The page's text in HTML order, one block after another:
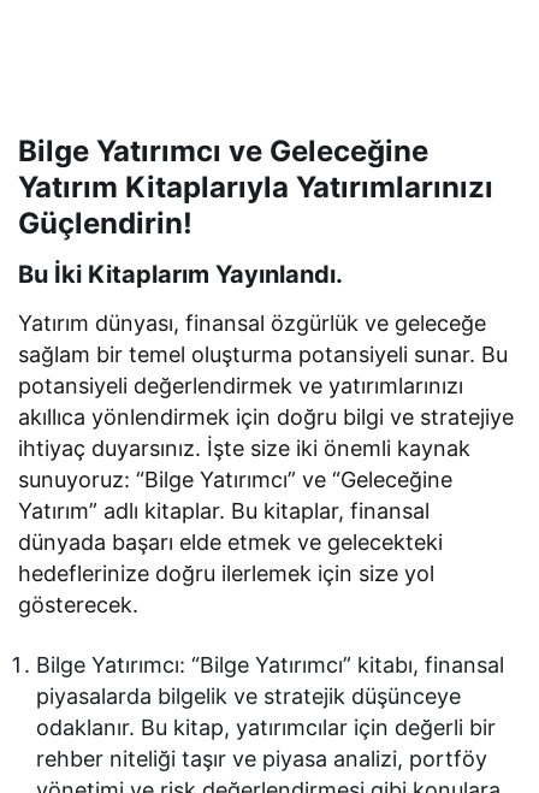
Bilge Yatırımcı ve Geleceğine
Yatırım Kitaplarıyla Yatırımlarınızı
Güçlendirin!
Bu İki Kitaplarım Yayınlandı.
Yatırım dünyası, finansal özgürlük ve geleceğe
sağlam bir temel oluşturma potansiyeli sunar. Bu
potansiyeli değerlendirmek ve yatırımlarınızı
akıllıca yönlendirmek için doğru bilgi ve stratejiye
ihtiyaç duyarsınız. İşte size iki önemli kaynak
sunuyoruz: “Bilge Yatırımcı” ve “Geleceğine
Yatırım” adlı kitaplar. Bu kitaplar, finansal
dünyada başarı elde etmek ve gelecekteki
hedeflerinize doğru ilerlemek için size yol
gösterecek.
Bilge Yatırımcı: “Bilge Yatırımcı” kitabı, finansal
piyasalarda bilgelik ve stratejik düşünceye
odaklanır. Bu kitap, yatırımcılar için değerli bir
rehber niteliği taşır ve piyasa analizi, portföy